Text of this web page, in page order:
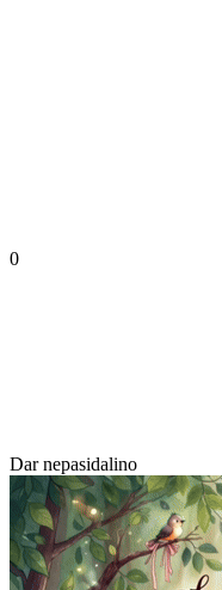
0
Dar nepasidalino